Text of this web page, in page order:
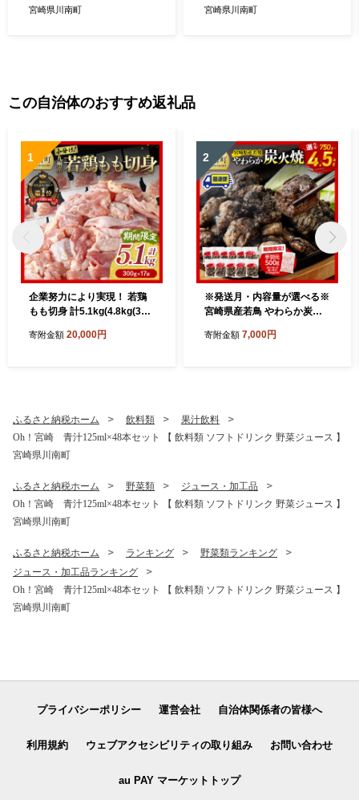
宮崎県川南町
川南町
宮崎県川南町
この自治体のおすすめ返礼品
1
企業努力により実現！ 若鶏
もも切身 計5.1kg(4.8kg(300
産 鶏肉 肉 とり もも肉 モモ
寄附金額 20,000円
2
※発送月・内容量が選べる※
宮崎県産若鳥 やわらか炭火
み手羽元500gあり・なしが
寄附金額 7,000円
ふるさと納税ホーム 飲料類
果汁飲料
Oh！宮崎 青汁125ml×48本セット 【 飲料類 ソフトドリンク 野菜ジュース 】
宮崎県川南町
ふるさと納税ホーム 野菜類
ジュース・加工品
Oh！宮崎 青汁125ml×48本セット 【 飲料類 ソフトドリンク 野菜ジュース 】
宮崎県川南町
ふるさと納税ホーム ランキング
野菜類ランキング
ジュース・加工品ランキング
Oh！宮崎 青汁125ml×48本セット 【 飲料類 ソフトドリンク 野菜ジュース 】
宮崎県川南町
プライバシーポリシー 運営会社 自治体関係者の皆様へ
利用規約 ウェブアクセシビリティの取り組み お問い合わせ
au PAY マーケットトップ